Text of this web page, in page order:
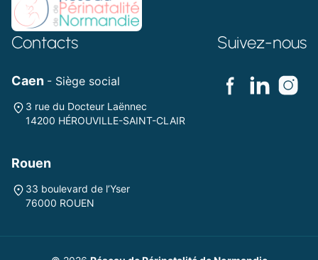
Contacts
Caen - Siège social
3 rue du Docteur Laënnec
14200 HÉROUVILLE-SAINT-CLAIR
Rouen
33 boulevard de l’Yser
76000 ROUEN
Suivez-nous